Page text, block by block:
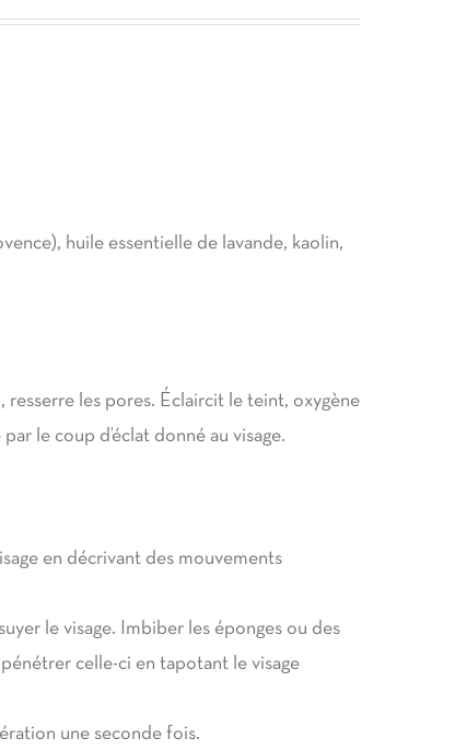
huile essentielle de lavande, kaolin,
resserre les pores. Éclaircit le teint, oxygène
le coup d’éclat donné au visage.
en décrivant des mouvements
le visage. Imbiber les éponges ou des
celle-ci en tapotant le visage
une seconde fois.